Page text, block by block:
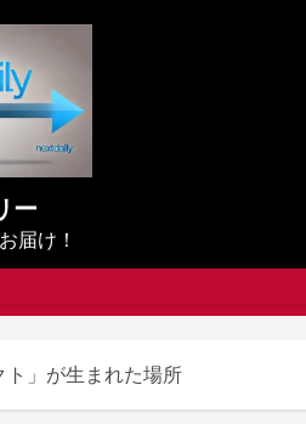
ー
届け！
」が生まれた場所